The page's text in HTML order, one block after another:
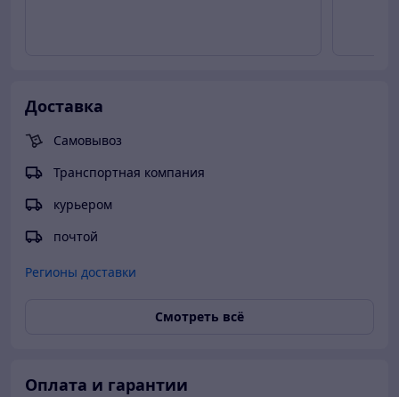
Доставка
Самовывоз
Транспортная компания
курьером
почтой
Регионы доставки
Смотреть всё
Оплата и гарантии